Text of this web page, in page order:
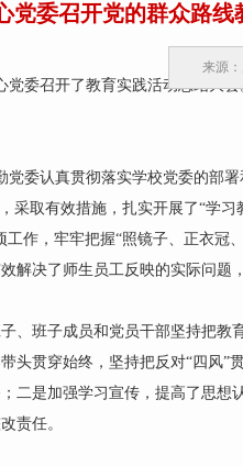
党委召开党的群众路
来源
委召开了教育实践活动总结大会
委认真贯彻落实学校党委的部署
采取有效措施，扎实开展了“学
工作，牢牢把握“照镜子、正衣冠
解决了师生员工反映的实际问题
班子成员和党员干部坚持把教
头贯穿始终，坚持把反对“四风”
二是加强学习宣传，提高了思想
责任。